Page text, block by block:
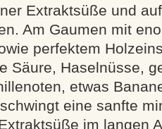
Extraktsüße und
Am Gaumen mit
perfektem
Säure, Haselnüsse,
etwas
eine sanfte
im langen